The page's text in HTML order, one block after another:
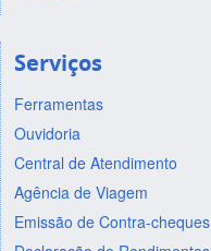
Serviços
Ferramentas
Ouvidoria
Central de Atendimento
Agência de Viagem
Emissão de Contra-cheques